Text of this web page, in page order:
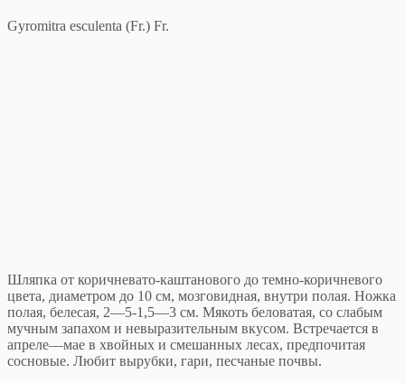
Gyromitra esculenta (Fr.) Fr.
Шляпка от коричневато-каштанового до темно-коричневого
цвета, диаметром до 10 см, мозговидная, внутри полая. Ножка
полая, белесая, 2—5-1,5—3 см. Мякоть беловатая, со слабым
мучным запахом и невыразительным вкусом. Встречается в
апреле—мае в хвойных и смешанных лесах, предпочитая
сосновые. Любит вырубки, гари, песчаные почвы.